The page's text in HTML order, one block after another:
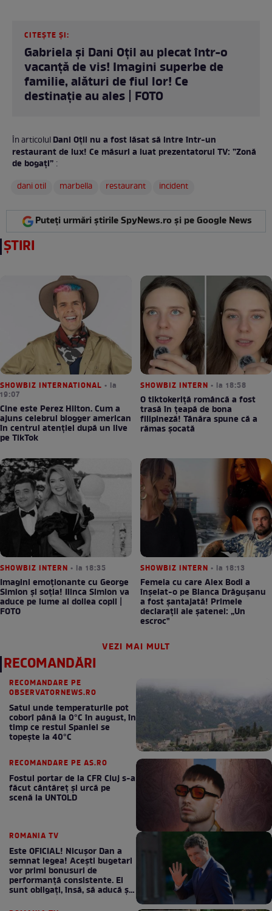
CITEȘTE ȘI:
Gabriela și Dani Oțil au plecat într-o
vacanță de vis! Imagini superbe de
familie, alături de fiul lor! Ce
destinație au ales | FOTO
În articolulDani Oțil nu a fost lăsat să intre într-un
restaurant de lux! Ce măsuri a luat prezentatorul TV: ”Zonă
de bogați” :
dani otil
marbella restaurant incident
Puteți urmări știrile SpyNews.ro și pe Google News
ȘTIRI
SHOWBIZ INTERNATIONAL • la
19:07
Cine este Perez Hilton. Cum a
ajuns celebrul blogger american
în centrul atenției după un live
pe TikTok
SHOWBIZ INTERN • la 18:58
O tiktokeriță româncă a fost
trasă în țeapă de bona
filipineză! Tânăra spune că a
rămas șocată
SHOWBIZ INTERN • la 18:35
Imagini emoționante cu George
Simion și soția! Ilinca Simion va
aduce pe lume al doilea copil |
FOTO
SHOWBIZ INTERN • la 18:13
Femeia cu care Alex Bodi a
înșelat-o pe Bianca Drăgușanu
a fost șantajată! Primele
declarații ale șatenei: „Un
escroc"
VEZI MAI MULT
RECOMANDĂRI
RECOMANDARE PE
OBSERVATORNEWS.RO
Satul unde temperaturile pot
coborî până la 0°C în august, în
timp ce restul Spaniei se
topește la 40°C
RECOMANDARE PE AS.RO
Fostul portar de la CFR Cluj s-a
făcut cântăreţ şi urcă pe
scenă la UNTOLD
ROMANIA TV
Este OFICIAL! Nicușor Dan a
semnat legea! Acești bugetari
vor primi bonusuri de
performanță consistente. Ei
sunt obligați, însă, să aducă și